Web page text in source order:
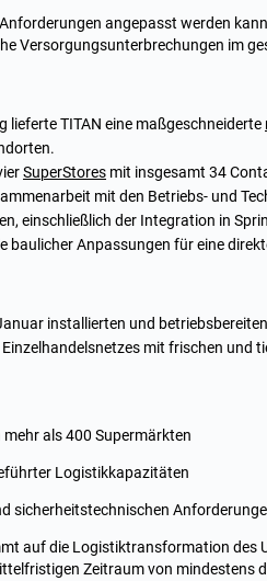
angepasst werden kann
Versorgungsunterbrechungen im
TITAN eine maßgeschneiderte
SuperStores mit insgesamt 34
mit den Betriebs- und
einschließlich der Integration in
baulicher Anpassungen für eine
installierten und betriebsbereiten
mit frischen und
als 400 Supermärkten
Logistikkapazitäten
sicherheitstechnischen
auf die Logistiktransformation des
Zeitraum von mindestens